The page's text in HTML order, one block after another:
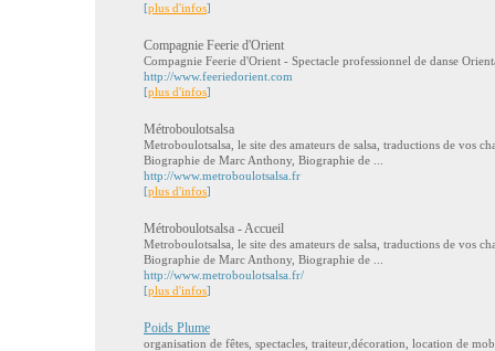
[plus d'infos]
Compagnie Feerie d'Orient
Compagnie Feerie d'Orient - Spectacle professionnel de danse
http://www.feeriedorient.com
[plus d'infos]
Métroboulotsalsa
Metroboulotsalsa, le site des amateurs de salsa, traductions de vos
Biographie de Marc Anthony, Biographie de ...
http://www.metroboulotsalsa.fr
[plus d'infos]
Métroboulotsalsa - Accueil
Metroboulotsalsa, le site des amateurs de salsa, traductions de vos
Biographie de Marc Anthony, Biographie de ...
http://www.metroboulotsalsa.fr/
[plus d'infos]
Poids Plume
organisation de fêtes, spectacles, traiteur,décoration, location de